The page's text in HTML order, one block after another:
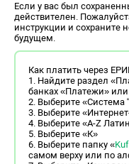
Если у вас был
действителен.
инструкции и сохраните
будущем.
Как платить через
1. Найдите раздел
банках «Платежи»
2. Выберите «Система
3. Выберите
4. Выберите «A-Z
5. Выберите «К»
6. Выберите папку «
самом верху или по